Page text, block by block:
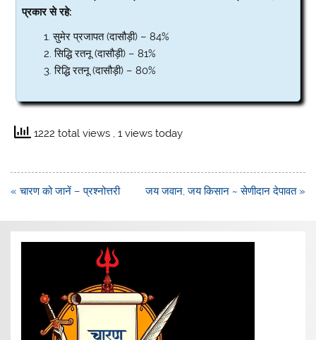
प्रकार से रहे:
सुमेर प्रजापत (दासौड़ी) – 84%
सिद्धि रतनू (दासौड़ी) – 81%
रिद्धि रतनू (दासौड़ी) – 80%
1222 total views , 1 views today
Post
« चारण को जानें – प्रश्नोत्तरी जय जवान, जय किसान ~ सेणीदान देपावत »